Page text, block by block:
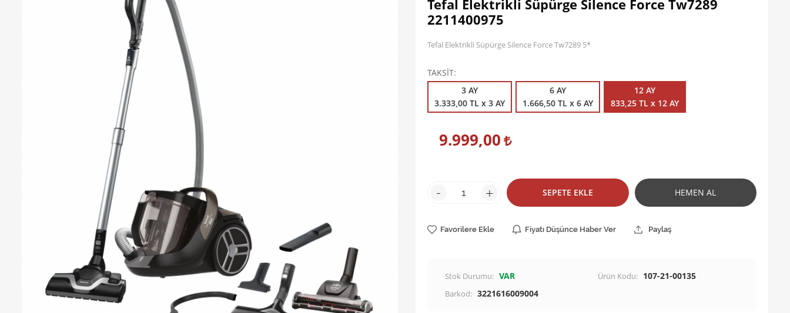
Tefal Elektrikli Süpürge Silence Force Tw7289
2211400975
Tefal Elektrikli Süpürge Silence Force Tw7289 5*
TAKSİT
3 AY
3.333,00 TL x 3 AY
6 AY
1.666,50 TL x 6 AY
12 AY
833,25 TL x 12 AY
9.999,00
- + SEPETE EKLE HEMEN AL
Favorilere Ekle Fiyatı Düşünce Haber Ver Paylaş
Stok Durumu: VAR Ürün Kodu: 107-21-00135
Barkod: 3221616009004